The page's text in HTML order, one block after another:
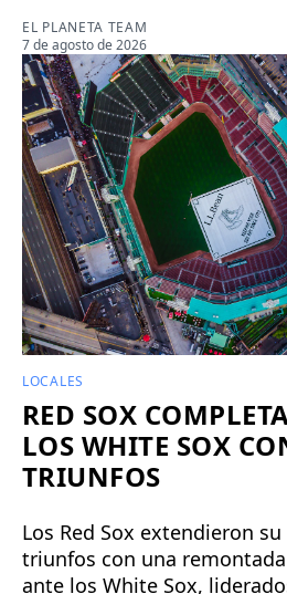
EL PLANETA TEAM
7 de agosto de 2026
LOCALES
RED SOX
LOS WHITE SOX
TRIUNFOS
Los Red Sox extendieron
triunfos con una
ante los White Sox,